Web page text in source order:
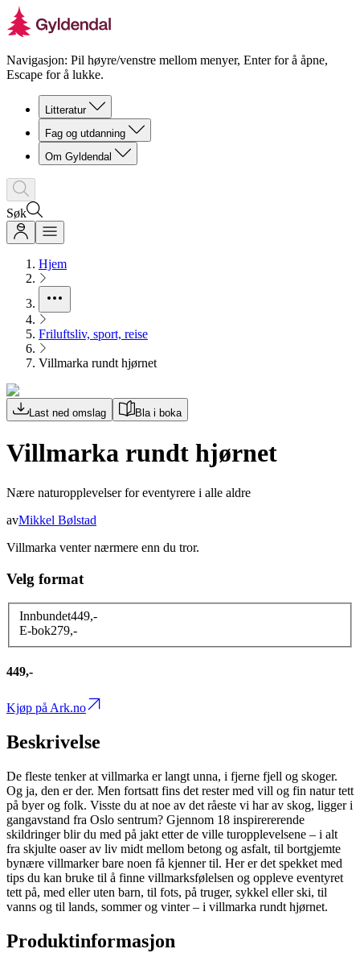
Navigasjon: Pil høyre/venstre mellom menyer, Enter for å åpne,
Escape for å lukke.
Litteratur
Fag og utdanning
Om Gyldendal
Søk
Hjem
Friluftsliv, sport, reise
Villmarka rundt hjørnet
Last ned omslag Bla i boka
Villmarka rundt hjørnet
Nære naturopplevelser for eventyrere i alle aldre
avMikkel Bølstad
Villmarka venter nærmere enn du tror.
Velg format
Innbundet449,-
E-bok279,-
449,-
Kjøp på Ark.no
Beskrivelse
De fleste tenker at villmarka er langt unna, i fjerne fjell og skoger.
Og ja, den er der. Men fortsatt fins det rester med vill og fin natur tett
på byer og folk. Visste du at noe av det råeste vi har av skog, ligger i
gangavstand fra Oslo sentrum? Gjennom 18 inspirererende
skildringer blir du med på jakt etter de ville turopplevelsene – i alt
fra skjulte oaser av liv midt mellom betong og asfalt, til bortgjemte
bynære villmarker bare noen få kjenner til. Her er det spekket med
tips du kan bruke til å finne villmarksfølelsen og oppleve eventyret
tett på, med eller uten barn, til fots, på truger, sykkel eller ski, til
vanns og til lands, sommer og vinter – i villmarka rundt hjørnet.
Produktinformasjon